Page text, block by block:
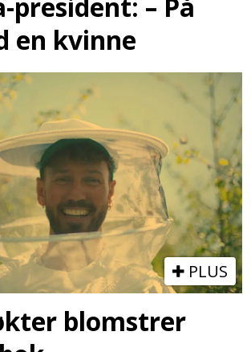
en kvinne
PLUS
blomstrer